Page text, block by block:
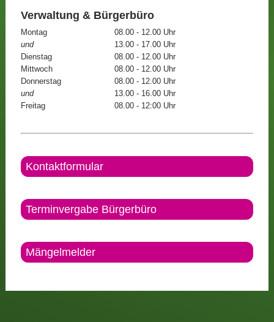
Verwaltung & Bürgerbüro
Montag
08.00 - 12.00 Uhr
und
13.00 - 17.00 Uhr
Dienstag
08.00 - 12.00 Uhr
Mittwoch
08.00 - 12.00 Uhr
Donnerstag
08.00 - 12.00 Uhr
und
13.00 - 16.00 Uhr
Freitag
08.00 - 12:00 Uhr
Kontaktformular
Terminvergabe Bürgerbüro
Mängelmelder